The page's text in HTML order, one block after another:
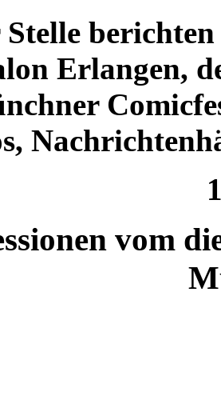
Erlangen,
vom